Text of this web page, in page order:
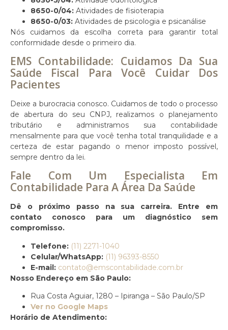
8650-0/04: Atividades de fisioterapia
8650-0/03: Atividades de psicologia e psicanálise
Nós cuidamos da escolha correta para garantir total
conformidade desde o primeiro dia.
EMS Contabilidade: Cuidamos Da Sua
Saúde Fiscal Para Você Cuidar Dos
Pacientes
Deixe a burocracia conosco. Cuidamos de todo o processo
de abertura do seu CNPJ, realizamos o planejamento
tributário e administramos sua contabilidade
mensalmente para que você tenha total tranquilidade e a
certeza de estar pagando o menor imposto possível,
sempre dentro da lei.
Fale Com Um Especialista Em
Contabilidade Para A Área Da Saúde
Dê o próximo passo na sua carreira. Entre em
contato conosco para um diagnóstico sem
compromisso.
Telefone: (11) 2271-1040
Celular/WhatsApp: (11) 96393-8550
E-mail: contato@emscontabilidade.com.br
Nosso Endereço em São Paulo:
Rua Costa Aguiar, 1280 – Ipiranga – São Paulo/SP
Ver no Google Maps
Horário de Atendimento: